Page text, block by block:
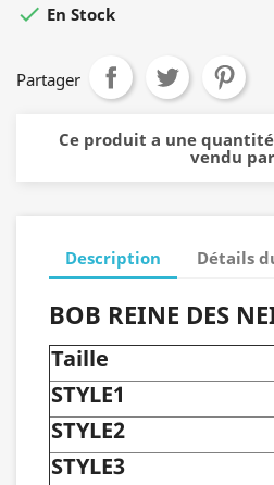
 En Stock
Partager
Ce produit a une
vendu
Description Détails
BOB REINE DES
Taille
STYLE1
STYLE2
STYLE3